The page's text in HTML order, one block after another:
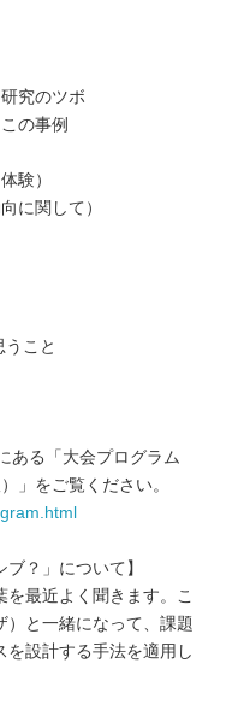
究のツボ
の事例
験）
に関して）
こと
ある「大会プログラム
」をご覧ください。
？」について】
を最近よく聞きます。こ
）と一緒になって、課題
を設計する手法を適用し